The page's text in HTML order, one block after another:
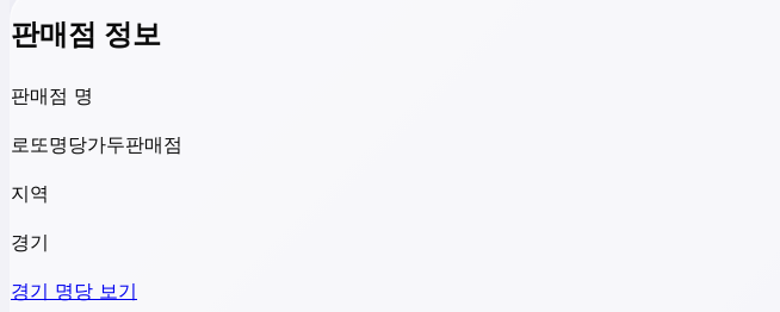
판매점 정보
판매점 명
로또명당가두판매점
지역
경기
경기 명당 보기